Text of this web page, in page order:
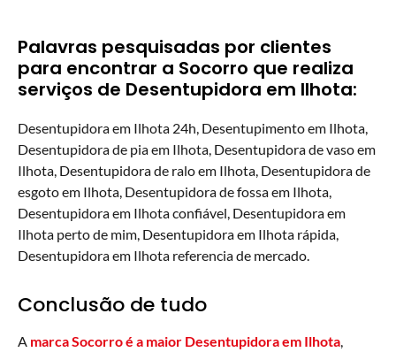
Palavras pesquisadas por clientes
para encontrar a Socorro que realiza
serviços de Desentupidora em Ilhota:
Desentupidora em Ilhota 24h, Desentupimento em Ilhota,
Desentupidora de pia em Ilhota, Desentupidora de vaso em
Ilhota, Desentupidora de ralo em Ilhota, Desentupidora de
esgoto em Ilhota, Desentupidora de fossa em Ilhota,
Desentupidora em Ilhota confiável, Desentupidora em
Ilhota perto de mim, Desentupidora em Ilhota rápida,
Desentupidora em Ilhota referencia de mercado.
Conclusão de tudo
A marca Socorro é a maior Desentupidora em Ilhota